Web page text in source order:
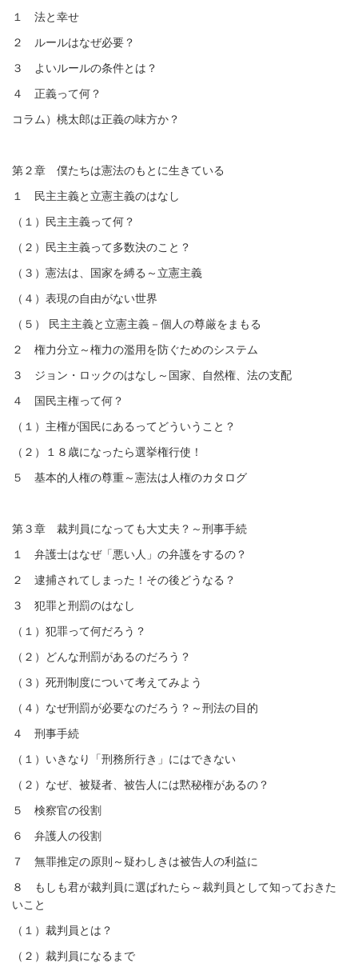
１ 法と幸せ
２ ルールはなぜ必要？
３ よいルールの条件とは？
４ 正義って何？
コラム）桃太郎は正義の味方か？
第２章 僕たちは憲法のもとに生きている
１ 民主主義と立憲主義のはなし
（１）民主主義って何？
（２）民主主義って多数決のこと？
（３）憲法は、国家を縛る～立憲主義
（４） 表現の自由がない世界
（５）
民主主義と立憲主義－個人の尊厳をまもる
２ 権力分立～権力の濫用を防ぐためのシステム
３ ジョン・ロックのはなし～国家、自然権、法の支配
４ 国民主権って何？
（１）主権が国民にあるってどういうこと？
（２）１８歳になったら選挙権行使！
５ 基本的人権の尊重～憲法は人権のカタログ
第３章 裁判員になっても大丈夫？～刑事手続
１ 弁護士はなぜ「悪い人」の弁護をするの？
２ 逮捕されてしまった！その後どうなる？
３ 犯罪と刑罰のはなし
（１）犯罪って何だろう？
（２）どんな刑罰があるのだろう？
（３）死刑制度について考えてみよう
（４）なぜ刑罰が必要なのだろう？～刑法の目的
４ 刑事手続
（１）いきなり「刑務所行き」にはできない
（２）なぜ、被疑者、被告人には黙秘権があるの？
５ 検察官の役割
６ 弁護人の役割
７ 無罪推定の原則～疑わしきは被告人の利益に
８
もしも君が裁判員に選ばれたら～裁判員として知っておきた
いこと
（１）裁判員とは？
（２）裁判員になるまで